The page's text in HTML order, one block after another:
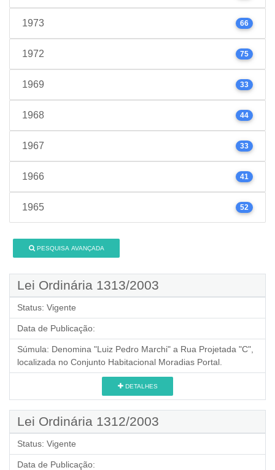
1973 66
1972 75
1969 33
1968 44
1967 33
1966 41
1965 52
PESQUISA AVANÇADA
Lei Ordinária 1313/2003
Status: Vigente
Data de Publicação:
Súmula: Denomina "Luiz Pedro Marchi" a Rua Projetada "C",
localizada no Conjunto Habitacional Moradias Portal.
DETALHES
Lei Ordinária 1312/2003
Status: Vigente
Data de Publicação: